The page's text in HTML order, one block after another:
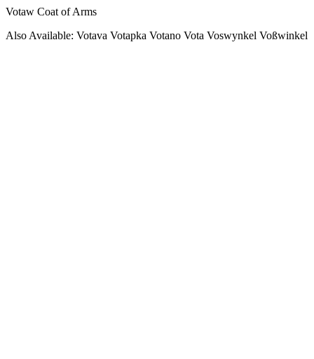
Votaw Coat of Arms
Also Available: Votava Votapka Votano Vota Voswynkel Voßwinkel